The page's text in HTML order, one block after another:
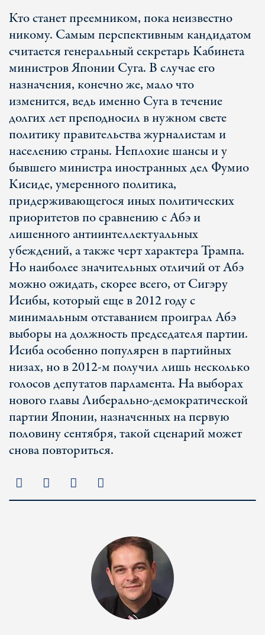
Кто станет преемником, пока неизвестно
никому. Самым перспективным кандидатом
считается генеральный секретарь Кабинета
министров Японии Суга. В случае его
назначения, конечно же, мало что
изменится, ведь именно Суга в течение
долгих лет преподносил в нужном свете
политику правительства журналистам и
населению страны. Неплохие шансы и у
бывшего министра иностранных дел Фумио
Кисиде, умеренного политика,
придерживающегося иных политических
приоритетов по сравнению с Абэ и
лишенного антиинтеллектуальных
убеждений, а также черт характера Трампа.
Но наиболее значительных отличий от Абэ
можно ожидать, скорее всего, от Сигэру
Исибы, который еще в 2012 году с
минимальным отставанием проиграл Абэ
выборы на должность председателя партии.
Исиба особенно популярен в партийных
низах, но в 2012-м получил лишь несколько
голосов депутатов парламента. На выборах
нового главы Либерально-демократической
партии Японии, назначенных на первую
половину сентября, такой сценарий может
снова повториться.